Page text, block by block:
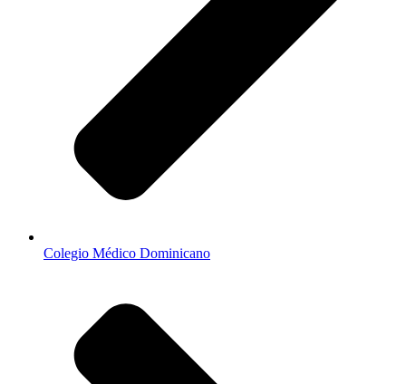
Colegio Médico Dominicano